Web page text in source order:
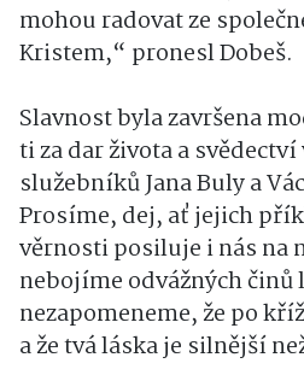
mohou radovat ze
Kristem,“ pronesl Dobeš.
Slavnost byla završena
ti za dar života a
služebníků Jana Buly a
Prosíme, dej, ať jejich
věrnosti posiluje i nás na
nebojíme odvážných
nezapomeneme, že po
a že tvá láska je silnější